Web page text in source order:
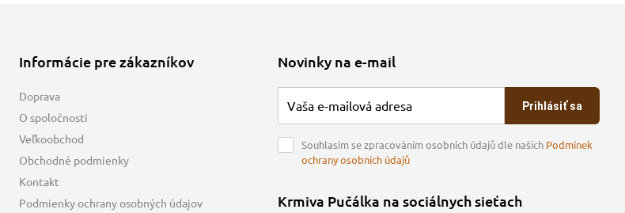
Informácie pre zákazníkov
Doprava
O spoločnosti
Veľkoobchod
Obchodné podmienky
Kontakt
Podmienky ochrany osobných údajov
Novinky na e-mail
Prihlásiť sa
Souhlasím se zpracováním osobních údajů dle našich Podmínek
ochrany osobních údajů
Krmiva Pučálka na sociálnych sieťach